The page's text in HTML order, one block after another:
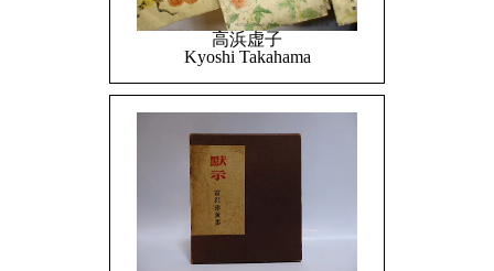
高浜虚子
Kyoshi Takahama